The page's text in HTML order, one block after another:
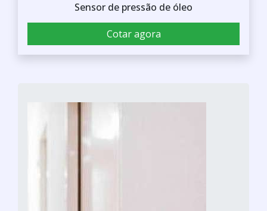
Sensor de pressão de óleo
Cotar agora